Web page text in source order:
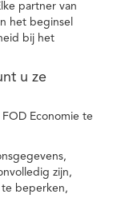
partner van
het beginsel
bij het
u ze
Economie te
zijn,
beperken,